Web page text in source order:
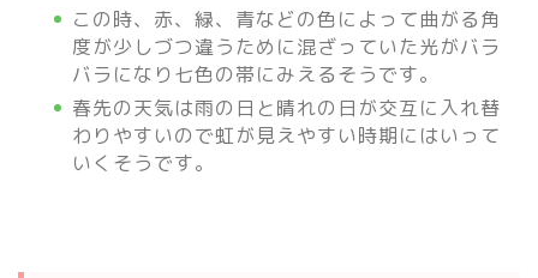
この時、赤、緑、青などの色によって曲がる角
度が少しづつ違うために混ざっていた光がバラ
バラになり七色の帯にみえるそうです。
春先の天気は雨の日と晴れの日が交互に入れ替
わりやすいので虹が見えやすい時期にはいって
いくそうです。